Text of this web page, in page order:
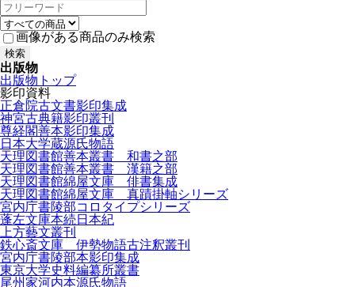
画像がある商品のみ検索
出版物
出版物トップ
影印資料
正倉院古文書影印集成
神宮古典籍影印叢刊
尊経閣善本影印集成
日本大学蔵源氏物語
天理図書館善本叢書 和書之部
天理図書館善本叢書 漢籍之部
天理図書館綿屋文庫 俳書集成
天理図書館綿屋文庫 真蹟掛軸シリーズ
宮内庁書陵部コロタイプシリーズ
蓬左文庫本続日本紀
上方藝文叢刊
鉄心斎文庫 伊勢物語古注釈叢刊
宮内庁書陵部本影印集成
東京大学史料編纂所叢書
尾州家河内本源氏物語